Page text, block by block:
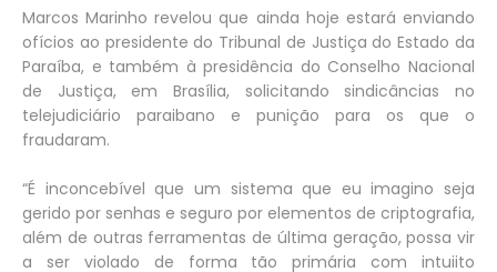
Marcos Marinho revelou que ainda hoje estará enviando
ofícios ao presidente do Tribunal de Justiça do Estado da
Paraíba, e também à presidência do Conselho Nacional
de Justiça, em Brasília, solicitando sindicâncias no
telejudiciário paraibano e punição para os que o
fraudaram.
“É inconcebível que um sistema que eu imagino seja
gerido por senhas e seguro por elementos de criptografia,
além de outras ferramentas de última geração, possa vir
a ser violado de forma tão primária com intuiito